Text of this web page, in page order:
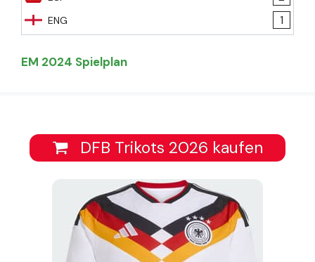
ENG
1
EM 2024 Spielplan
DFB Trikots 2026 kaufen